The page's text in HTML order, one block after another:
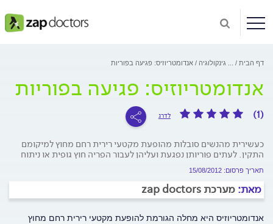
דף הבית גינקולוגיה אנדומטריוזיס: פגיעה בפוריות
אנדומטריוזיס: פגיעה בפוריות
(1) לדרג
כעשירית מהנשים סובלות מהופעת מקטעי רירית רחם מחוץ למיקומם
התקין. לעתים פוריותן נפגעת ועליהן לעבור הפריה חוץ גופית או ניתוח
תאריך פרסום: 15/08/2012
מאת: מערכת zap doctors
אנדומטריוזיס היא מחלה הגורמת להופעת מקטעי רירית רחם מחוץ